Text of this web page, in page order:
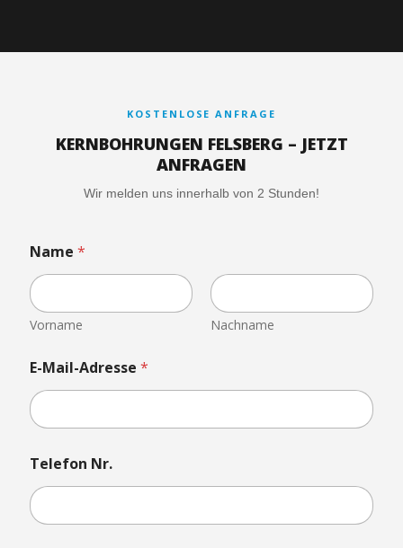
KOSTENLOSE ANFRAGE
KERNBOHRUNGEN FELSBERG – JETZT
ANFRAGEN
Wir melden uns innerhalb von 2 Stunden!
Name *
Vorname Nachname
a
e
i
r
D
a
t
E-Mail-Adresse *
Telefon Nr.